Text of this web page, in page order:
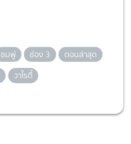
ชมพู่ ช่อง 3
ตอนล่าสุด
วาไรตี้